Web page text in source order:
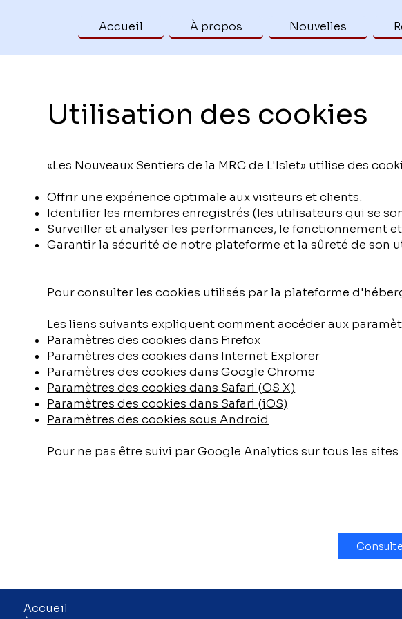
Accueil À propos Nouvelles
Utilisation des cookies
«Les Nouveaux Sentiers de la MRC de L'Islet» utilise des
Offrir une expérience optimale aux visiteurs et clients.
Identifier les membres enregistrés (les utilisateurs qui se
Surveiller et analyser les performances, le fonctionnement
Garantir la sécurité de notre plateforme et la sûreté de son
Pour consulter les cookies utilisés par la plateforme
Les liens suivants expliquent comment accéder aux
Paramètres des cookies dans Firefox
Paramètres des cookies dans Internet Explorer
Paramètres des cookies dans Google Chrome
Paramètres des cookies dans Safari (OS X)
Paramètres des cookies dans Safari (iOS)
Paramètres des cookies sous Android
Pour ne pas être suivi par Google Analytics sur tous les sites
Accueil